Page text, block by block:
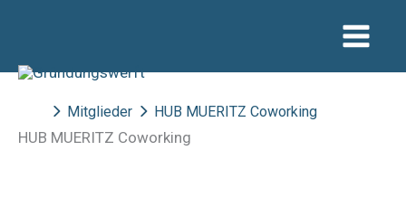
springen
Mitglieder HUB MUERITZ Coworking
HUB MUERITZ Coworking